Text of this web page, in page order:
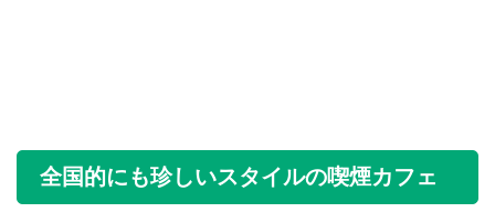
全国的にも珍しいスタイルの喫煙カフェ